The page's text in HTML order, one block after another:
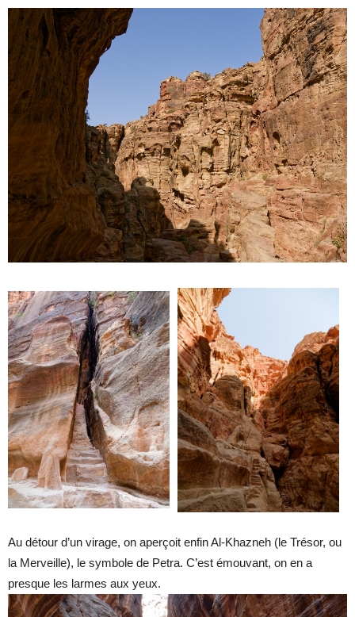
Au détour d’un virage, on aperçoit enfin Al-Khazneh (le Trésor, ou
la Merveille), le symbole de Petra. C’est émouvant, on en a
presque les larmes aux yeux.